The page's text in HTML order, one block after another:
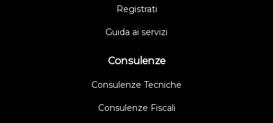
Registrati
Guida ai servizi
Consulenze
Consulenze Tecniche
Consulenze Fiscali